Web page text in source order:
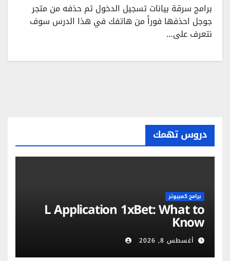
برامج سرقة بيانات تسجيل الدخول تم حذفه من متجر
جوجل احذفها فوراً من هاتفك في هذا الدرس سوف
نتعرف على…
دروس تهمك
برامج كمبيوتر
L Application 1xBet: What to
Know
أغسطس 8, 2026